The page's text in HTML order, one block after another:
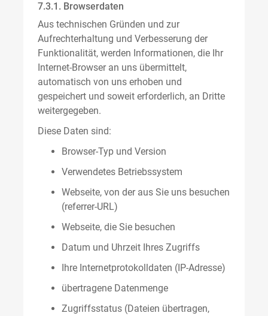
7.3.1. Browserdaten
Aus technischen Gründen und zur
Aufrechterhaltung und Verbesserung der
Funktionalität, werden Informationen, die Ihr
Internet-Browser an uns übermittelt,
automatisch von uns erhoben und
gespeichert und soweit erforderlich, an Dritte
weitergegeben.
Diese Daten sind:
Browser-Typ und Version
Verwendetes Betriebssystem
Webseite, von der aus Sie uns besuchen
(referrer-URL)
Webseite, die Sie besuchen
Datum und Uhrzeit Ihres Zugriffs
Ihre Internetprotokolldaten (IP-Adresse)
übertragene Datenmenge
Zugriffsstatus (Dateien übertragen,